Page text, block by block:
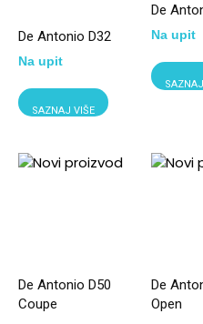
De Antonio D32
Na upit
SAZNAJ VIŠE
De
Na upit
De Antonio D50
Coupe
De
Open